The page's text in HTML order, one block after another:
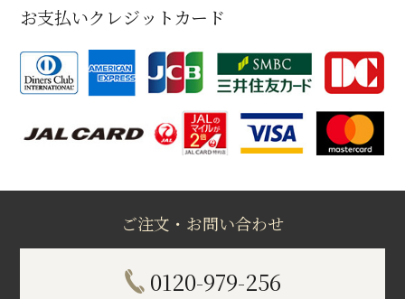
お支払いクレジットカード
ご注文・お問い合わせ
0120-979-256